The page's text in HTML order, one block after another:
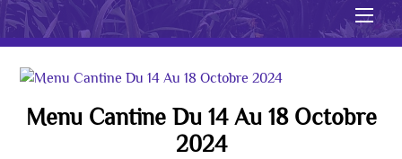
Menu Cantine Du 14 Au 18 Octobre
2024